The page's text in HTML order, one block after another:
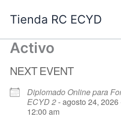
Tienda RC ECYD
Activo
NEXT EVENT
Diplomado Online para
ECYD 2- agosto 24,
12:00 am